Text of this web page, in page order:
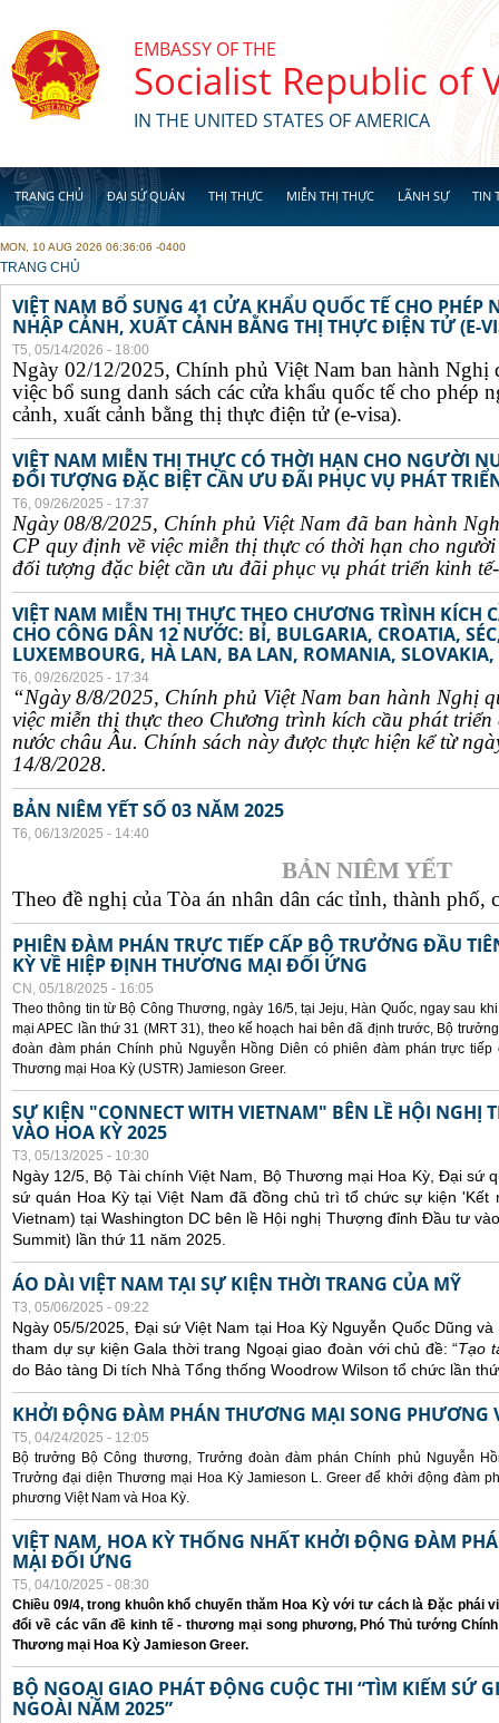
EMBASSY OF THE
Socialist Republic of
IN THE UNITED STATES OF AMERICA
TRANG CHỦ ĐẠI SỨ QUÁN THỊ THỰC MIỄN THỊ THỰC LÃNH SỰ TIN
MON, 10 AUG 2026 06:36:06 -0400
YOU ARE HERE
TRANG CHỦ
VIỆT NAM BỔ SUNG 41 CỬA KHẨU QUỐC TẾ CHO
NHẬP CẢNH, XUẤT CẢNH BẰNG THỊ THỰC ĐIỆN TỬ (E-
T5, 05/14/2026 - 18:00
Ngày 02/12/2025, Chính phủ Việt Nam ban hành Nghị
việc bổ sung danh sách các cửa khẩu quốc tế cho phép
cảnh, xuất cảnh bằng thị thực điện tử (e-visa).
VIỆT NAM MIỄN THỊ THỰC CÓ THỜI HẠN CHO NGƯỜI
ĐỐI TƯỢNG ĐẶC BIỆT CẦN ƯU ĐÃI PHỤC VỤ PHÁT
T6, 09/26/2025 - 17:37
Ngày 08/8/2025, Chính phủ Việt Nam đã ban hành
CP quy định về việc miễn thị thực có thời hạn cho
đối tượng đặc biệt cần ưu đãi phục vụ phát triển kinh
VIỆT NAM MIỄN THỊ THỰC THEO CHƯƠNG TRÌNH KÍCH
CHO CÔNG DÂN 12 NƯỚC: BỈ, BULGARIA, CROATIA,
LUXEMBOURG, HÀ LAN, BA LAN, ROMANIA, SLOVAKIA,
T6, 09/26/2025 - 17:34
“Ngày 8/8/2025, Chính phủ Việt Nam ban hành Nghị
việc miễn thị thực theo Chương trình kích cầu phát
nước châu Âu. Chính sách này được thực hiện kể từ
14/8/2028.
BẢN NIÊM YẾT SỐ 03 NĂM 2025
T6, 06/13/2025 - 14:40
BẢN NIÊM YẾT
Theo đề nghị của Tòa án nhân dân các tỉnh, thành phố,
PHIÊN ĐÀM PHÁN TRỰC TIẾP CẤP BỘ TRƯỞNG ĐẦU
KỲ VỀ HIỆP ĐỊNH THƯƠNG MẠI ĐỐI ỨNG
CN, 05/18/2025 - 16:05
Theo thông tin từ Bộ Công Thương, ngày 16/5, tại Jeju, Hàn Quốc, ngay sau
mại APEC lần thứ 31 (MRT 31), theo kế hoạch hai bên đã định trước, Bộ
đoàn đàm phán Chính phủ Nguyễn Hồng Diên có phiên đàm phán trực
Thương mại Hoa Kỳ (USTR) Jamieson Greer.
SỰ KIỆN "CONNECT WITH VIETNAM" BÊN LỀ HỘI
VÀO HOA KỲ 2025
T3, 05/13/2025 - 10:30
Ngày 12/5, Bộ Tài chính Việt Nam, Bộ Thương mại Hoa Kỳ, Đại sứ
sứ quán Hoa Kỳ tại Việt Nam đã đồng chủ trì tổ chức sự kiện 'Kết
Vietnam) tại Washington DC bên lề Hội nghị Thượng đỉnh Đầu tư
Summit) lần thứ 11 năm 2025.
ÁO DÀI VIỆT NAM TẠI SỰ KIỆN THỜI TRANG CỦA MỸ
T3, 05/06/2025 - 09:22
Ngày 05/5/2025, Đại sứ Việt Nam tại Hoa Kỳ Nguyễn Quốc Dũng
tham dự sự kiện Gala thời trang Ngoại giao đoàn với chủ đề: “Tạo
do Bảo tàng Di tích Nhà Tổng thống Woodrow Wilson tổ chức lần
KHỞI ĐỘNG ĐÀM PHÁN THƯƠNG MẠI SONG PHƯƠNG
T5, 04/24/2025 - 12:05
Bộ trưởng Bộ Công thương, Trưởng đoàn đàm phán Chính phủ Nguyễn
Trưởng đại diện Thương mại Hoa Kỳ Jamieson L. Greer để khởi động đàm
phương Việt Nam và Hoa Kỳ.
VIỆT NAM, HOA KỲ THỐNG NHẤT KHỞI ĐỘNG ĐÀM
MẠI ĐỐI ỨNG
T5, 04/10/2025 - 08:30
Chiều 09/4, trong khuôn khổ chuyến thăm Hoa Kỳ với tư cách là Đặc phái
đổi về các vấn đề kinh tế - thương mại song phương, Phó Thủ tướng
Thương mại Hoa Kỳ Jamieson Greer.
BỘ NGOẠI GIAO PHÁT ĐỘNG CUỘC THI “TÌM KIẾM SỨ
NGOÀI NĂM 2025”